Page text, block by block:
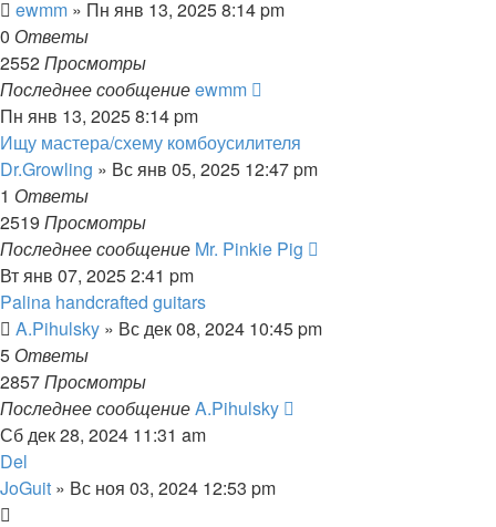
ewmm » Пн янв 13, 2025 8:14 pm
0 Ответы
2552Просмотры
Последнее сообщениеewmm
Пн янв 13, 2025 8:14 pm
Ищу мастера/схему комбоусилителя
Dr.Growling » Вс янв 05, 2025 12:47 pm
1 Ответы
2519 Просмотры
Последнее сообщение Mr. Pinkie Pig
Вт янв 07, 2025 2:41 pm
Palina handcrafted guitars
A.Pihulsky » Вс дек 08, 2024 10:45 pm
5 Ответы
2857Просмотры
Последнее сообщениеA.Pihulsky
Сб дек 28, 2024 11:31 am
Del
JoGuit » Вс ноя 03, 2024 12:53 pm